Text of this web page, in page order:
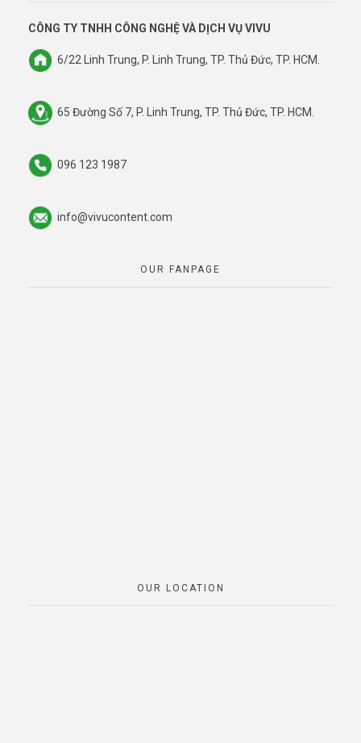
CÔNG TY TNHH CÔNG NGHỆ VÀ DỊCH VỤ VIVU
6/22 Linh Trung, P. Linh Trung, TP. Thủ Đức, TP. HCM.
65 Đường Số 7, P. Linh Trung, TP. Thủ Đức, TP. HCM.
096 123 1987
info@vivucontent.com
OUR FANPAGE
OUR LOCATION